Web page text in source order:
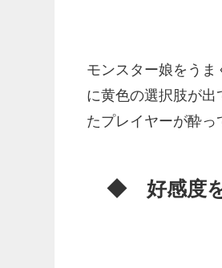
モンスター娘をう
に黄色の選択肢が出
たプレイヤーが酔っ
◆ 好感度を